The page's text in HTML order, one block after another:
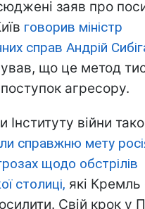
заяв про
говорив міністр
справ Андрій
що це метод
агресору.
Інституту війни
справжню мету
щодо обстрілів
столиці, які Кремль
Свій крок у